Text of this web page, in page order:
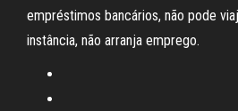
empréstimos bancários, não pode
instância, não arranja emprego.